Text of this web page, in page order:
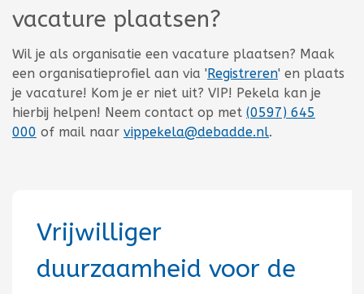
vacature plaatsen?
Wil je als organisatie een vacature plaatsen? Maak
een organisatieprofiel aan via ' Registreren' en plaats
je vacature! Kom je er niet uit? VIP! Pekela kan je
hierbij helpen! Neem contact op met (0597) 645
000 of mail naar vippekela@debadde.nl.
Vrijwilliger
duurzaamheid voor de